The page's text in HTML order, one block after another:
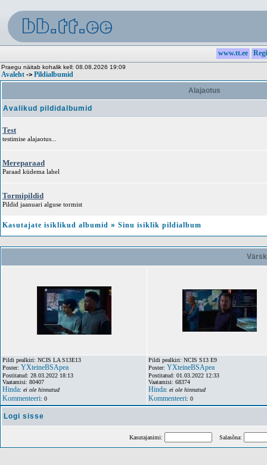
www.tt.ee
Praegu näitab kohalik kell: 08.08.2026 19:09
Avaleht -> Pildialbumid
Alajaotus
Avalikud pildidalbumid
Test
testimise alajaotus...
Mereparaad
Paraad küdema lahel
Tormipildid
Pildid jaanuari alguse tormist
Kasutajate isiklikud albumid » Sinu isiklik pildialbum
Pildi pealkiri: NCIS LA S13E13
Poster: YXteineBSApea
Postitatud: 28.03.2022 18:13
Vaatamisi: 80407
Hinda: ei ole hinnatud
Kommenteeri: 0
Pildi pealkiri: NCIS S13 E9
Poster: YXteineBSApea
Postitatud: 01.03.2022 12:33
Vaatamisi: 68374
Hinda: ei ole hinnatud
Kommenteeri: 0
Logi sisse
Kasutajanimi: Salasõna: